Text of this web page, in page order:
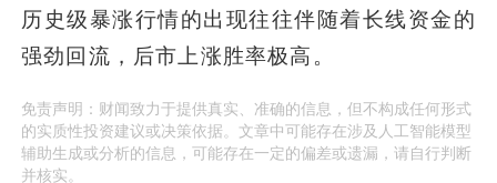
历史级暴涨行情的出现往往伴随着长线资金的
强劲回流，后市上涨胜率极高。
免责声明：财闻致力于提供真实、准确的信息，但不构成任何形式
的实质性投资建议或决策依据。文章中可能存在涉及人工智能模型
辅助生成或分析的信息，可能存在一定的偏差或遗漏，请自行判断
并核实。